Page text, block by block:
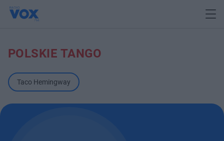
POLSKIE TANGO
Taco Hemingway